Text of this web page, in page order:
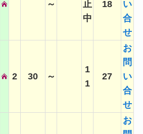
～
止
中
18
い
合
せ
2 30 ～
1
1
27
お
問
い
合
せ
お